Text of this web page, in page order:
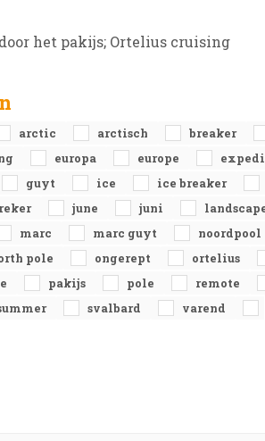
het pakijs; Ortelius cruising
arctic arctisch
breaker
europa europe
guyt ice
ice breaker
june juni
marc marc guyt
noordpool
pole ongerept
ortelius
pakijs pole
remote
svalbard
varend